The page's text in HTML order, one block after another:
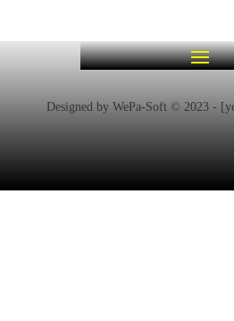
Designed by WePa-Soft © 2023 -